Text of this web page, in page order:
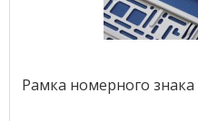
Рамка номерного знака